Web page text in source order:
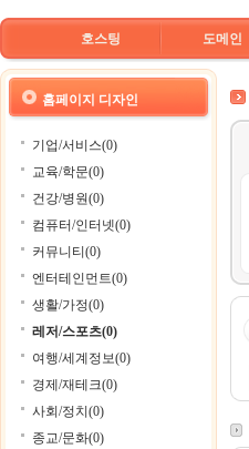
호스팅 도메인
홈페이지 디자인
기업/서비스(0)
교육/학문(0)
건강/병원(0)
컴퓨터/인터넷(0)
커뮤니티(0)
엔터테인먼트(0)
생활/가정(0)
레저/스포츠(0)
여행/세계정보(0)
경제/재테크(0)
사회/정치(0)
종교/문화(0)